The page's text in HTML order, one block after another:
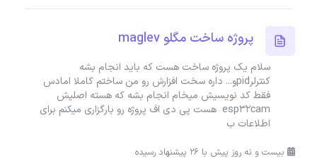
پروژه ساخت مگلو maglev
سلام یک پروژه ساخت هست که باید انجام بشه
کنترلرpidو... داره سخت افزارش رو من ساختم کاملا امادس
فقط کد نویسیش میخام انجام بشه که هسته اصلیش
esp32cam هست پی دی اف پروژه رو بارگزاری میکنم برای
اطلاعات ب
بیست و نه روز پیش با 26 پیشنهاد رسیده